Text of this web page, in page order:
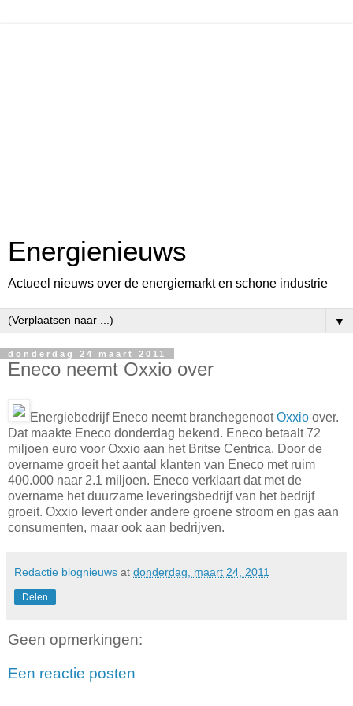
Energienieuws
Actueel nieuws over de energiemarkt en schone industrie
▼
donderdag 24 maart 2011
Eneco neemt Oxxio over
Energiebedrijf Eneco neemt branchegenootOxxio over.
Dat maakte Eneco donderdag bekend. Eneco betaalt 72
miljoen euro voor Oxxio aan het Britse Centrica. Door de
overname groeit het aantal klanten van Eneco met ruim
400.000 naar 2.1 miljoen. Eneco verklaart dat met de
overname het duurzame leveringsbedrijf van het bedrijf
groeit. Oxxio levert onder andere groene stroom en gas aan
consumenten, maar ook aan bedrijven.
Redactie blognieuws at donderdag, maart 24, 2011
Delen
Geen opmerkingen:
Een reactie posten